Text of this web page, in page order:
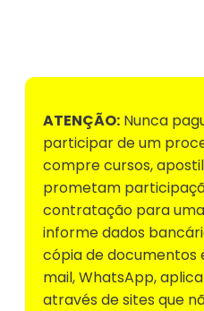
ATENÇÃO: Nunca
participar de um
compre cursos,
prometam
contratação para uma
informe dados
cópia de
mail, WhatsApp,
através de sites que